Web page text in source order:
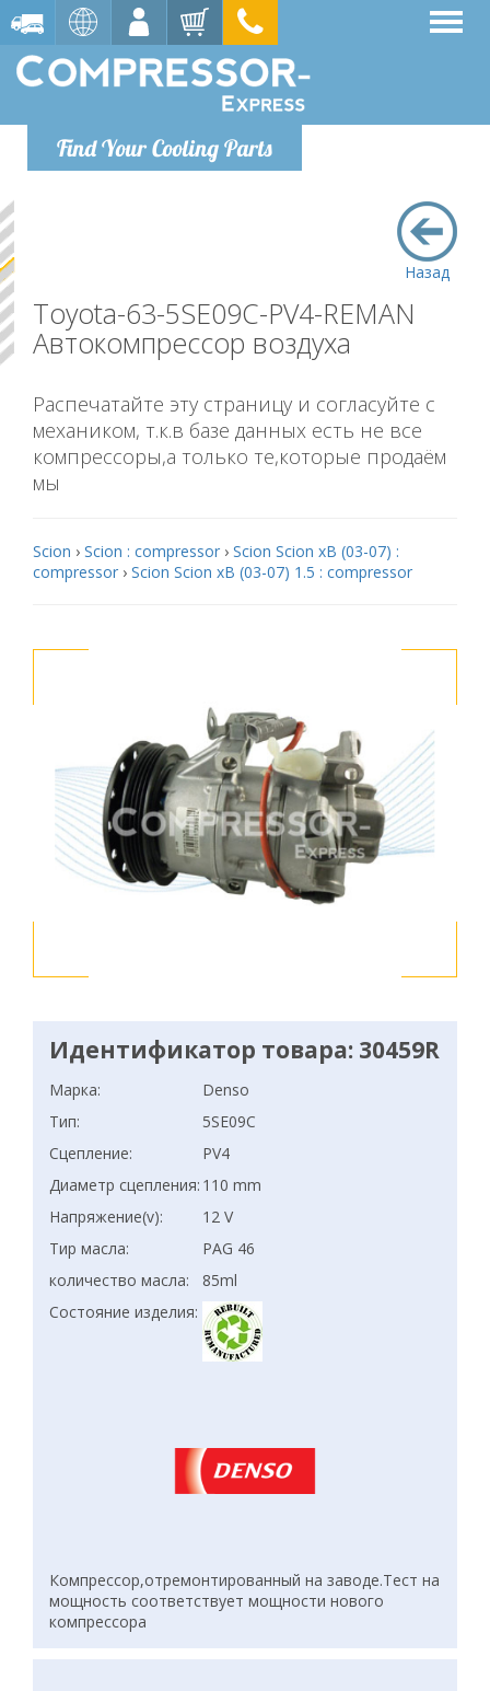
Find Your Cooling Parts
Назад
Toyota-63-5SE09C-PV4-REMAN
Автокомпрессор воздуха
Распечатайте эту страницу и согласуйте с
механиком, т.к.в базе данных есть не все
компрессоры,а только те,которые продаём
мы
Scion › Scion : compressor › Scion Scion xB (03-07) :
compressor › Scion Scion xB (03-07) 1.5 : compressor
Идентификатор товара: 30459R
Марка:
Denso
Тип:
5SE09C
Сцепление:
PV4
Диаметр сцепления: 110 mm
Напряжение(v):
12 V
Тир масла:
PAG 46
количество масла:
85ml
Состояние изделия:
Компрессор,отремонтированный на заводе.Тест на
мощность соответствует мощности нового
компрессора